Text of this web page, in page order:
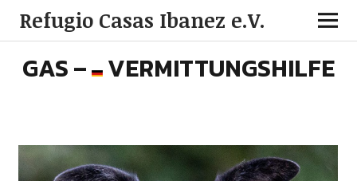
Refugio Casas Ibanez e.V.
GAS – VERMITTUNGSHILFE